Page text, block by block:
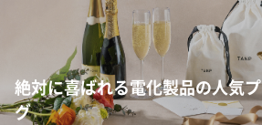
絶対に喜ばれる電化製品の人気
グ